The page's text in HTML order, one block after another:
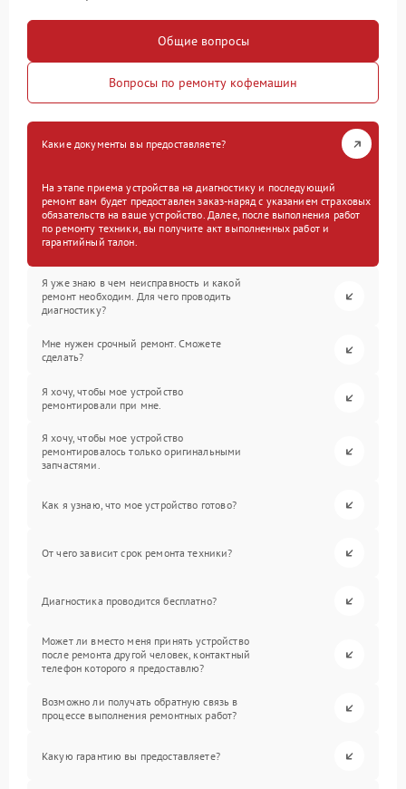
Общие вопросы
Вопросы по ремонту кофемашин
Какие документы вы предоставляете?
На этапе приема устройства на диагностику и последующий
ремонт вам будет предоставлен заказ-наряд с указанием страховых
обязательств на ваше устройство. Далее, после выполнения работ
по ремонту техники, вы получите акт выполненных работ и
гарантийный талон.
Я уже знаю в чем неисправность и какой
ремонт необходим. Для чего проводить
диагностику?
Мне нужен срочный ремонт. Сможете
сделать?
Я хочу, чтобы мое устройство
ремонтировали при мне.
Я хочу, чтобы мое устройство
ремонтировалось только оригинальными
запчастями.
Как я узнаю, что мое устройство готово?
От чего зависит срок ремонта техники?
Диагностика проводится бесплатно?
Может ли вместо меня принять устройство
после ремонта другой человек, контактный
телефон которого я предоставлю?
Возможно ли получать обратную связь в
процессе выполнения ремонтных работ?
Какую гарантию вы предоставляете?